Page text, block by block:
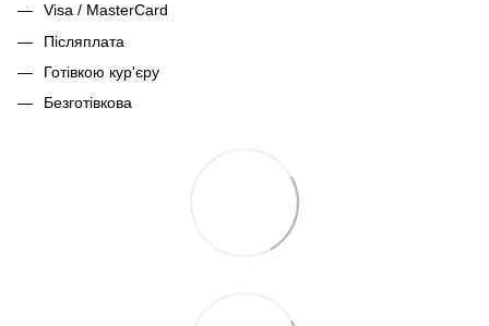
Visa / MasterCard
Післяплата
Готівкою кур'єру
Безготівкова